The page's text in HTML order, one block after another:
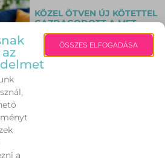
KÖZEL ÖTVEN ÚJ KÖTETTEL
GAZDAGODOTT A MET
ARÉNA KÖNYVES KUCKÓJA
a
ÖSSZES ELFOGADÁSA